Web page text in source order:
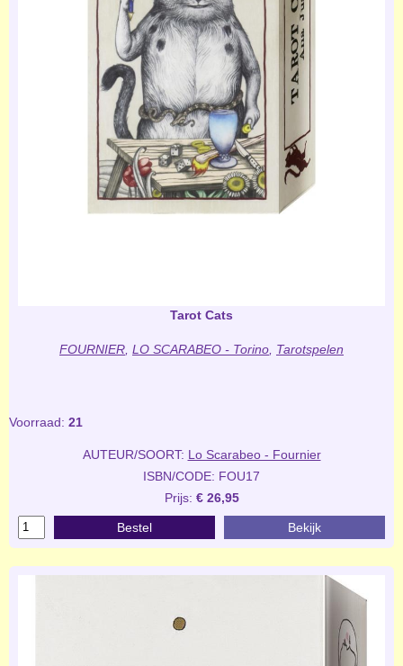
Tarot Cats
FOURNIER LO SCARABEO - Torino Tarotspelen
Voorraad: 21
AUTEUR/SOORT: Lo Scarabeo - Fournier
ISBN/CODE: FOU17
Prijs: € 26,95
Bestel Bekijk